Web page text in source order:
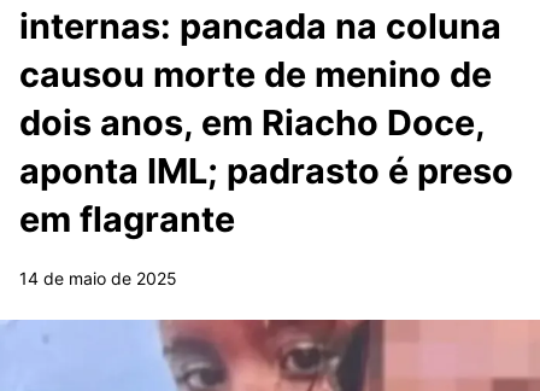
internas: pancada na coluna
causou morte de menino de
dois anos, em Riacho Doce,
aponta IML; padrasto é preso
em flagrante
14 de maio de 2025